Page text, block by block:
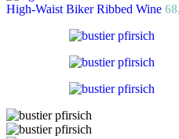
High-Waist Biker Ribbed Wine